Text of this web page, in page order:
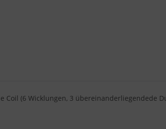
Coil (6 Wicklungen, 3 übereinanderliegendede